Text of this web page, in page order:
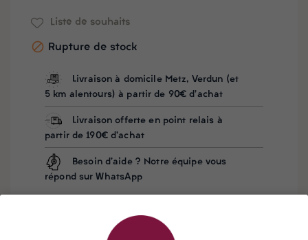
Liste de souhaits
 Rupture de stock
Livraison à domicile Metz, Verdun (et
5 km alentours) à partir de 90€ d'achat
Livraison offerte en point relais à
partir de 190€ d'achat
Besoin d'aide ? Notre équipe vous
répond sur WhatsApp
Rhum traditionnel de la Réunion, sans ajout de sucre ni